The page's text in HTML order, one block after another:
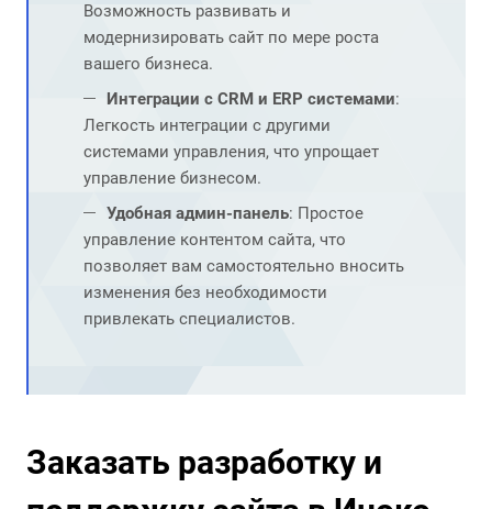
Возможность развивать и
модернизировать сайт по мере роста
вашего бизнеса.
Интеграции с CRM и ERP системами:
Легкость интеграции с другими
системами управления, что упрощает
управление бизнесом.
Удобная админ-панель: Простое
управление контентом сайта, что
позволяет вам самостоятельно вносить
изменения без необходимости
привлекать специалистов.
Заказать разработку и